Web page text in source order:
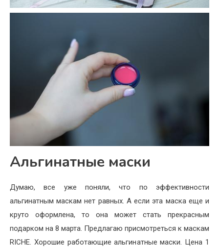
Альгинатные маски
Думаю, все уже поняли, что по эффективности
альгинатным маскам нет равных. А если эта маска еще и
круто оформлена, то она может стать прекрасным
подарком на 8 марта. Предлагаю присмотреться к маскам
RICHE. Хорошие работающие альгинатные маски. Цена 1